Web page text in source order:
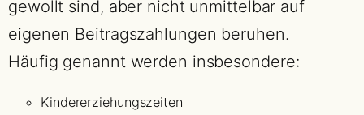
gewollt sind, aber nicht unmittelbar auf
eigenen Beitragszahlungen beruhen.
Häufig genannt werden insbesondere:
Kindererziehungszeiten